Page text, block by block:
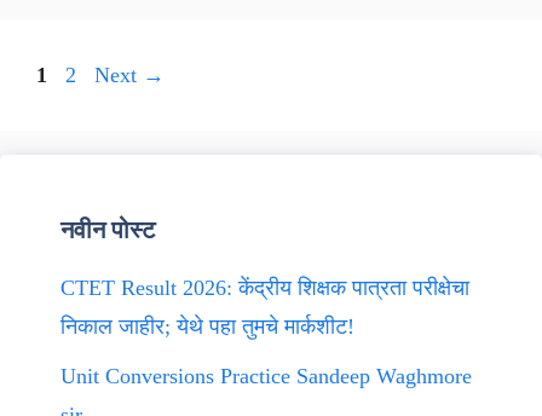
Page
1 Page
2 Next →
नवीन पोस्ट
CTET Result 2026: केंद्रीय शिक्षक पात्रता परीक्षेचा
निकाल जाहीर; येथे पहा तुमचे मार्कशीट!
Unit Conversions Practice Sandeep Waghmore